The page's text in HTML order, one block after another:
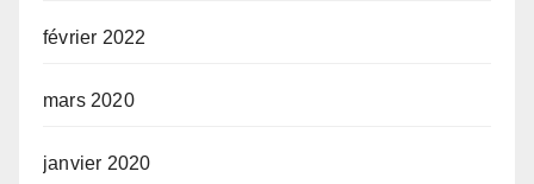
février 2022
mars 2020
janvier 2020